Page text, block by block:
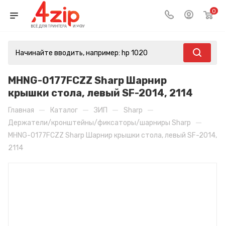
0
MHNG-0177FCZZ Sharp Шарнир
крышки стола, левый SF-2014, 2114
Главная — Каталог — ЗИП — Sharp —
Держатели/кронштейны/фиксаторы/шарниры Sharp —
MHNG-0177FCZZ Sharp Шарнир крышки стола, левый SF-2014,
2114